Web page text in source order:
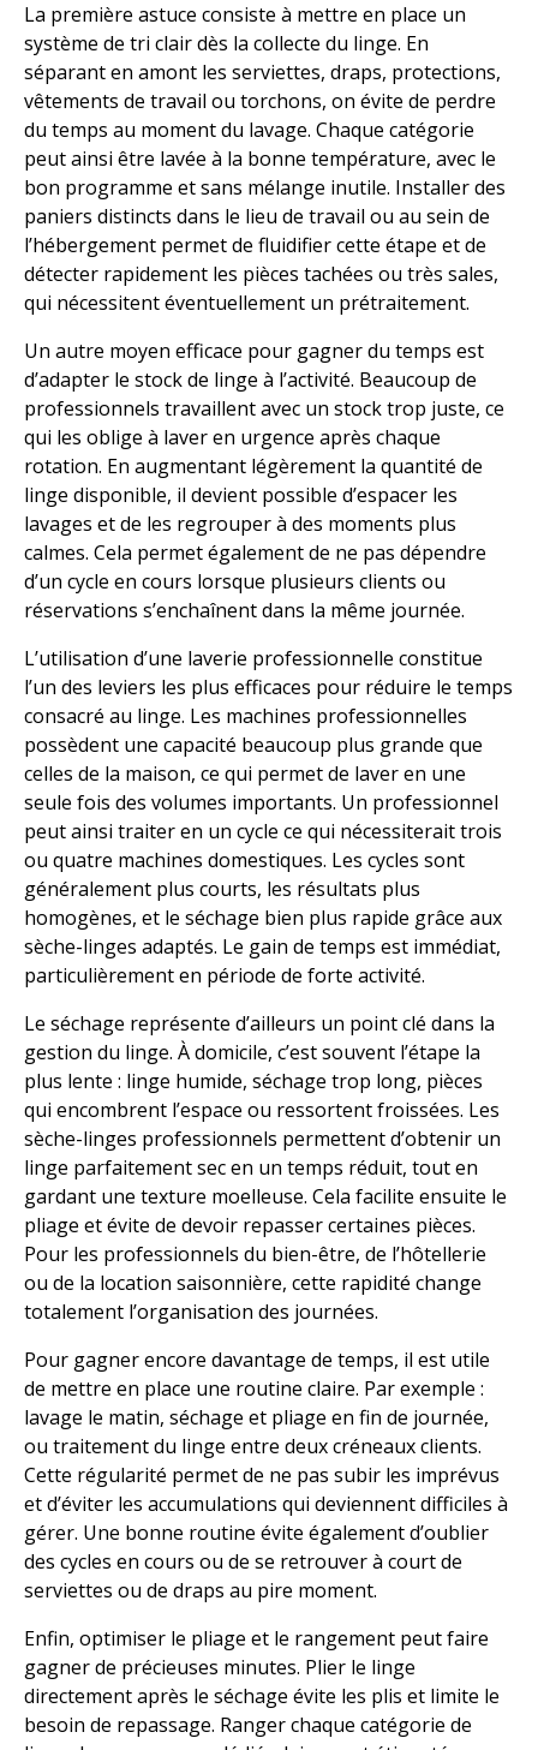
La première astuce consiste à mettre en place un
système de tri clair dès la collecte du linge. En
séparant en amont les serviettes, draps, protections,
vêtements de travail ou torchons, on évite de perdre
du temps au moment du lavage. Chaque catégorie
peut ainsi être lavée à la bonne température, avec le
bon programme et sans mélange inutile. Installer des
paniers distincts dans le lieu de travail ou au sein de
l’hébergement permet de fluidifier cette étape et de
détecter rapidement les pièces tachées ou très sales,
qui nécessitent éventuellement un prétraitement.
Un autre moyen efficace pour gagner du temps est
d’adapter le stock de linge à l’activité. Beaucoup de
professionnels travaillent avec un stock trop juste, ce
qui les oblige à laver en urgence après chaque
rotation. En augmentant légèrement la quantité de
linge disponible, il devient possible d’espacer les
lavages et de les regrouper à des moments plus
calmes. Cela permet également de ne pas dépendre
d’un cycle en cours lorsque plusieurs clients ou
réservations s’enchaînent dans la même journée.
L’utilisation d’une laverie professionnelle constitue
l’un des leviers les plus efficaces pour réduire le temps
consacré au linge. Les machines professionnelles
possèdent une capacité beaucoup plus grande que
celles de la maison, ce qui permet de laver en une
seule fois des volumes importants. Un professionnel
peut ainsi traiter en un cycle ce qui nécessiterait trois
ou quatre machines domestiques. Les cycles sont
généralement plus courts, les résultats plus
homogènes, et le séchage bien plus rapide grâce aux
sèche-linges adaptés. Le gain de temps est immédiat,
particulièrement en période de forte activité.
Le séchage représente d’ailleurs un point clé dans la
gestion du linge. À domicile, c’est souvent l’étape la
plus lente : linge humide, séchage trop long, pièces
qui encombrent l’espace ou ressortent froissées. Les
sèche-linges professionnels permettent d’obtenir un
linge parfaitement sec en un temps réduit, tout en
gardant une texture moelleuse. Cela facilite ensuite le
pliage et évite de devoir repasser certaines pièces.
Pour les professionnels du bien-être, de l’hôtellerie
ou de la location saisonnière, cette rapidité change
totalement l’organisation des journées.
Pour gagner encore davantage de temps, il est utile
de mettre en place une routine claire. Par exemple :
lavage le matin, séchage et pliage en fin de journée,
ou traitement du linge entre deux créneaux clients.
Cette régularité permet de ne pas subir les imprévus
et d’éviter les accumulations qui deviennent difficiles à
gérer. Une bonne routine évite également d’oublier
des cycles en cours ou de se retrouver à court de
serviettes ou de draps au pire moment.
Enfin, optimiser le pliage et le rangement peut faire
gagner de précieuses minutes. Plier le linge
directement après le séchage évite les plis et limite le
besoin de repassage. Ranger chaque catégorie de